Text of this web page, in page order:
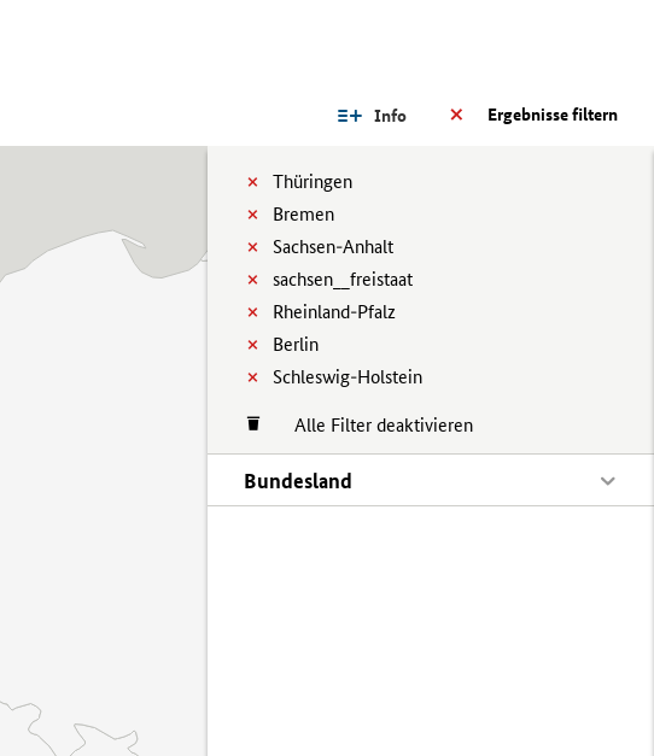
Ergebnisse filtern
Info
Thüringen
Bremen
Sachsen-Anhalt
sachsen__freistaat
Rheinland-Pfalz
Berlin
Schleswig-Holstein
Alle Filter deaktivieren
Bundesland